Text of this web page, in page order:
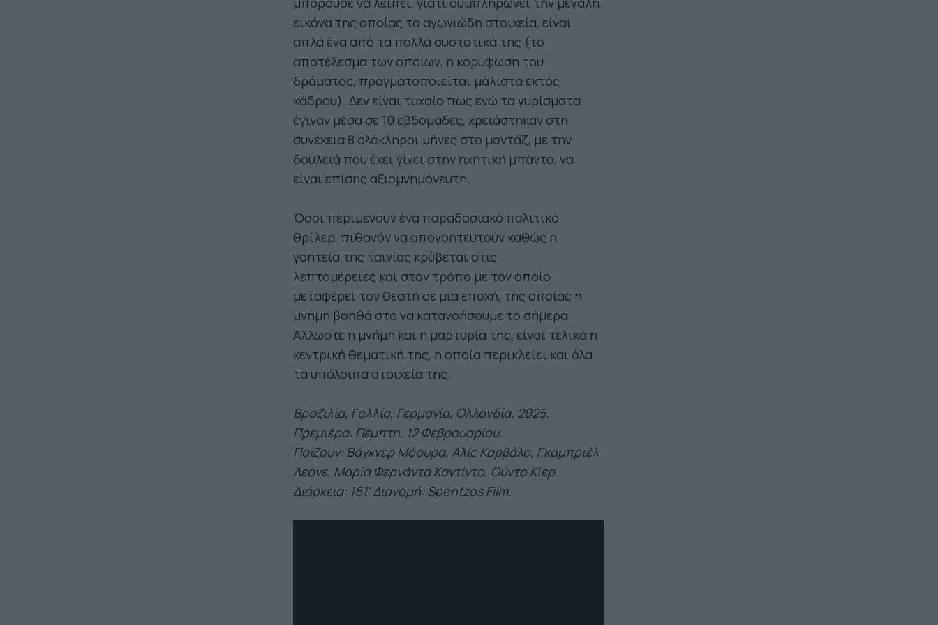
εικόνα της οποίας τα αγωνιώδη στοιχεία, είναι
απλά ένα από τα πολλά συστατικά της (το
αποτέλεσμα των οποίων, η κορύφωση του
δράματος, πραγματοποιείται μάλιστα εκτός
κάδρου). Δεν είναι τυχαίο πως ενώ τα γυρίσματα
έγιναν μέσα σε 10 εβδομάδες, χρειάστηκαν στη
συνέχεια 8 ολόκληροι μήνες στο μοντάζ, με την
δουλειά που έχει γίνει στην ηχητική μπάντα, να
είναι επίσης αξιομνημόνευτη.
Όσοι περιμένουν ένα παραδοσιακό πολιτικό
θρίλερ, πιθανόν να απογοητευτούν καθώς η
γοητεία της ταινίας κρύβεται στις
λεπτομέρειες και στον τρόπο με τον οποίο
μεταφέρει τον θεατή σε μια εποχή, της οποίας η
μνήμη βοηθά στο να κατανοήσουμε το σήμερα.
Άλλωστε η μνήμη και η μαρτυρία της, είναι τελικά η
κεντρική θεματική της, η οποία περικλείει και όλα
τα υπόλοιπα στοιχεία της.
Βραζιλία, Γαλλία, Γερμανία, Ολλανδία, 2025.
Πρεμιέρα: Πέμπτη, 12 Φεβρουαρίου.
Παίζουν: Βάγκνερ Μόουρα, Αλίς Καρβάλο, Γκαμπριέλ
Λεόνε, Μαρία Φερνάντα Καντίντο, Ούντο Κίερ.
Διάρκεια: 161' Διανομή: Spentzos Film.